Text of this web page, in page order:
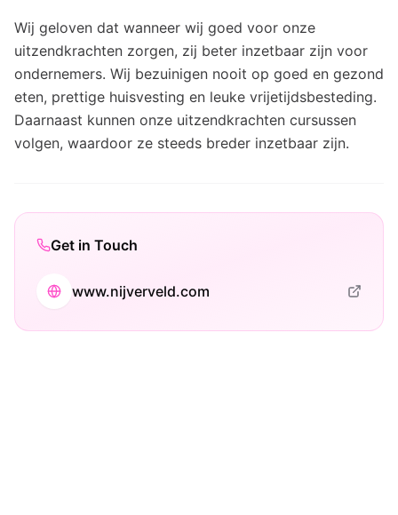
Wij geloven dat wanneer wij goed voor onze
uitzendkrachten zorgen, zij beter inzetbaar zijn voor
ondernemers. Wij bezuinigen nooit op goed en gezond
eten, prettige huisvesting en leuke vrijetijdsbesteding.
Daarnaast kunnen onze uitzendkrachten cursussen
volgen, waardoor ze steeds breder inzetbaar zijn.
Get in Touch
www.nijverveld.com